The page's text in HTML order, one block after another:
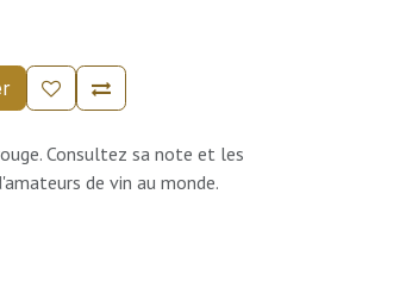
Consultez sa note et les
de vin au monde.